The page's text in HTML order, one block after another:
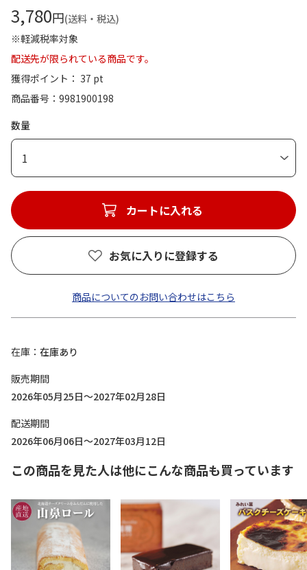
3,780円(送料・税込)
※軽減税率対象
配送先が限られている商品です。
獲得ポイント： 37 pt
商品番号
9981900198
数量
1
カートに入れる
お気に入りに登録する
商品についてのお問い合わせはこちら
在庫
在庫あり
販売期間
2026年05月25日～2027年02月28日
配送期間
2026年06月06日～2027年03月12日
この商品を見た人は他にこんな商品も買っています